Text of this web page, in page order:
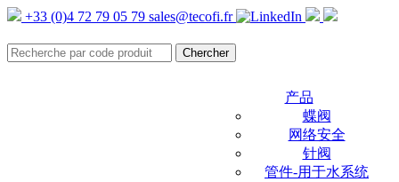
+33 (0)4 72 79 05 79 sales@tecofi.fr
产品
蝶阀
网络安全
针阀
管件-用于水系统